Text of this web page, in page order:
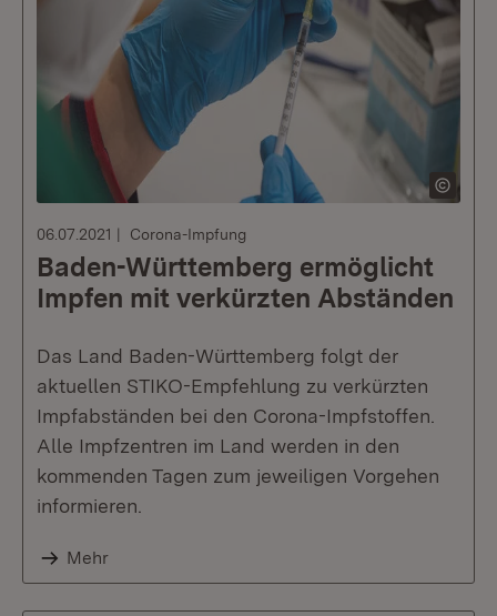
06.07.2021 Corona-Impfung
Baden-Württemberg ermöglicht
Impfen mit verkürzten Abständen
Das Land Baden-Württemberg folgt der
aktuellen STIKO-Empfehlung zu verkürzten
Impfabständen bei den Corona-Impfstoffen.
Alle Impfzentren im Land werden in den
kommenden Tagen zum jeweiligen Vorgehen
informieren.
Mehr